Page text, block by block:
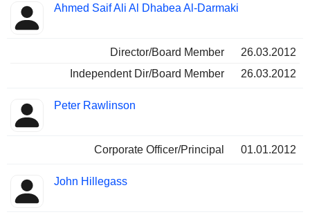
Ahmed Saif Ali Al Dhabea Al-Darmaki
Director/Board Member
26.03.2012
Independent Dir/Board Member
26.03.2012
Peter Rawlinson
Corporate Officer/Principal 01.01.2012
John Hillegass